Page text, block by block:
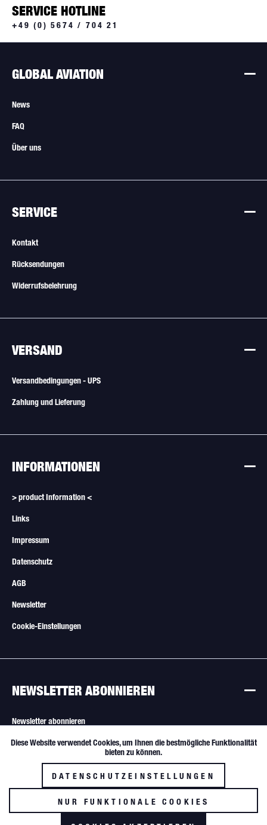
SERVICE HOTLINE
+49 (0) 5674 / 704 21
GLOBAL AVIATION
News
FAQ
Über uns
SERVICE
Kontakt
Rücksendungen
Widerrufsbelehrung
VERSAND
Versandbedingungen - UPS
Zahlung und Lieferung
INFORMATIONEN
> product Information <
Links
Impressum
Datenschutz
AGB
Newsletter
Cookie-Einstellungen
NEWSLETTER ABONNIEREN
Newsletter abonnieren
Alle Angebote sind freibleibend. Verkauf nur an Wiederverkäufer und
gewerbliche Käufer.
Funktionale Aktiv
Inaktiv
Diese Website verwendet Cookies, um Ihnen die bestmögliche Funktionalität
bieten zu können.
DATENSCHUTZEINSTELLUNGEN
NUR FUNKTIONALE COOKIES